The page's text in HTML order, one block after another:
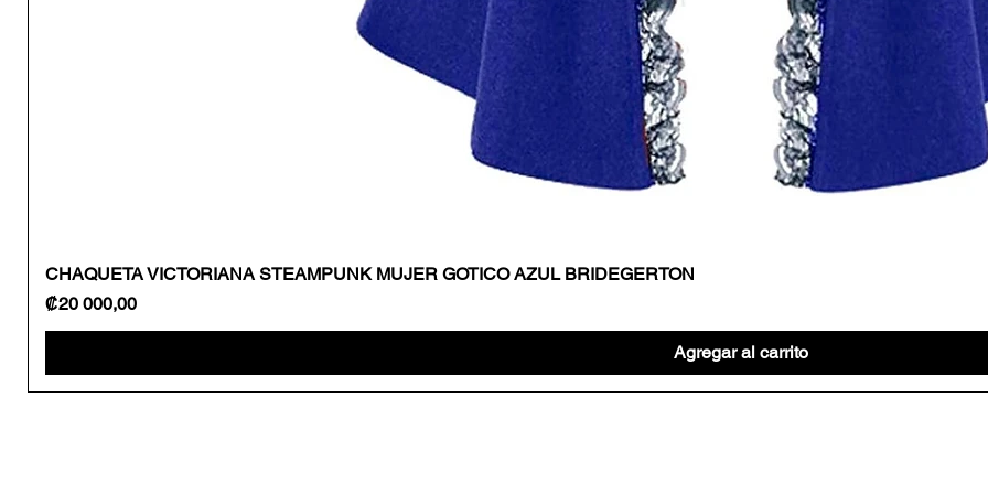
CHAQUETA VICTORIANA STEAMPUNK MUJER GOTICO AZUL BRIDEGERTON
Precio
₡20 000,00
Agregar al carrito